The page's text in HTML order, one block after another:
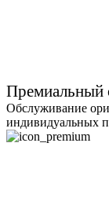
Премиальный
Обслуживание
индивидуальных